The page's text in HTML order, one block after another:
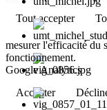
Tout accepter
mesurer l'efficacité du
fonctionnement.
Google Analytics
Accepter